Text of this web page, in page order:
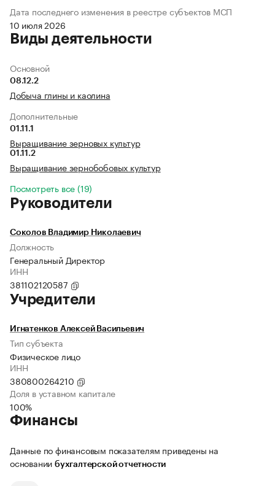
Дата последнего изменения в реестре субъектов МСП
10 июля 2026
Виды деятельности
Основной
08.12.2
Добыча глины и каолина
Дополнительные
01.11.1
Выращивание зерновых культур
01.11.2
Выращивание зернобобовых культур
Посмотреть все (19)
Руководители
Соколов Владимир Николаевич
Должность
Генеральный Директор
ИНН
381102120587
Учредители
Игнатенков Алексей Васильевич
Тип субъекта
Физическое лицо
ИНН
380800264210
Доля в уставном капитале
100%
Финансы
Данные по финансовым показателям приведены на
основании бухгалтерской отчетности